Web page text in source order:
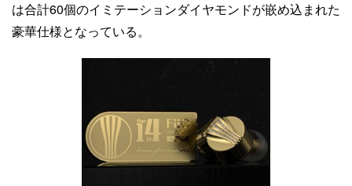
は合計60個のイミテーションダイヤモンドが嵌め込まれた
豪華仕様となっている。